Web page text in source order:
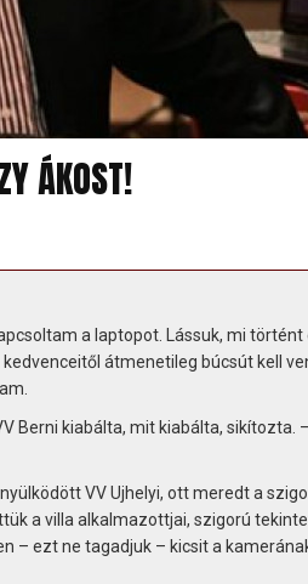
ÁKOST!
a laptopot. Lássuk, mi történt
átmenetileg búcsút kell
Berni kiabálta, mit kiabálta, sikítozta.
VV Ujhelyi, ott meredt a
a villa alkalmazottjai, szigorú
– ezt ne tagadjuk – kicsit a